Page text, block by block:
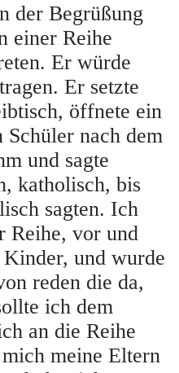
der Begrüßung
einer Reihe
Er würde
Er setzte
öffnete ein
Schüler nach dem
und sagte
katholisch, bis
sagten. Ich
Reihe, vor und
und wurde
reden die da,
ich dem
an die Reihe
meine Eltern